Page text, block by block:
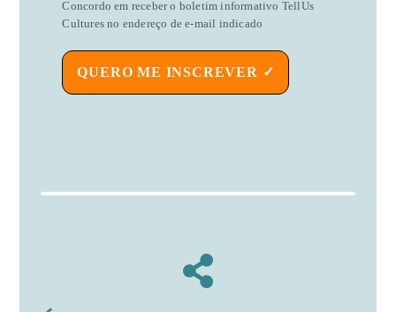
Concordo em receber o boletim informativo TellUs
Cultures no endereço de e-mail indicado
QUERO ME INSCREVER ✓